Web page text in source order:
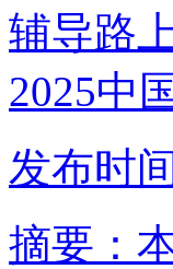
辅导路
2025中
发布时
摘要：